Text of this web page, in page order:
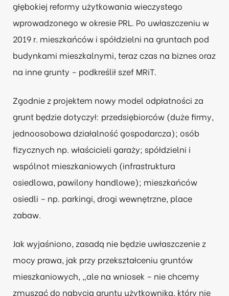
głębokiej reformy użytkowania wieczystego
wprowadzonego w okresie PRL. Po uwłaszczeniu w
2019 r. mieszkańców i spółdzielni na gruntach pod
budynkami mieszkalnymi, teraz czas na biznes oraz
na inne grunty – podkreślił szef MRiT.
Zgodnie z projektem nowy model odpłatności za
grunt będzie dotyczył: przedsiębiorców (duże firmy,
jednoosobowa działalność gospodarcza); osób
fizycznych np. właścicieli garaży; spółdzielni i
wspólnot mieszkaniowych (infrastruktura
osiedlowa, pawilony handlowe); mieszkańców
osiedli – np. parkingi, drogi wewnętrzne, place
zabaw.
Jak wyjaśniono, zasadą nie będzie uwłaszczenie z
mocy prawa, jak przy przekształceniu gruntów
mieszkaniowych, „ale na wniosek – nie chcemy
zmuszać do nabycia gruntu użytkownika, który nie